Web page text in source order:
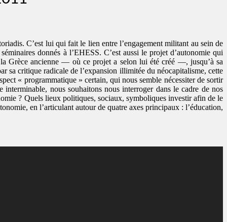
C’est lui qui fait le lien entre l’engagement militant au sein de
donnés à l’EHESS. C’est aussi le projet d’autonomie qui
Grèce ancienne — où ce projet a selon lui été créé —, jusqu’à sa
critique radicale de l’expansion illimitée du néocapitalisme, cette
« programmatique » certain, qui nous semble nécessiter de sortir
nous souhaitons nous interroger dans le cadre de nos
? Quels lieux politiques, sociaux, symboliques investir afin de le
en l’articulant autour de quatre axes principaux : l’éducation,